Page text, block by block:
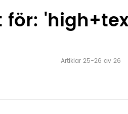
för:
Artiklar 25-26 av 26